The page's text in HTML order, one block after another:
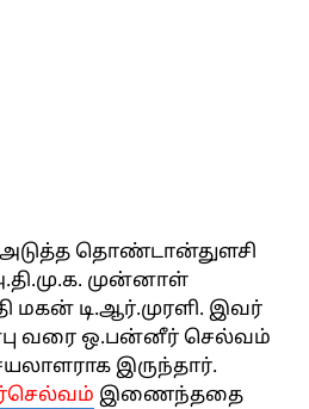
அடுத்த தொண்டான்துளசி
முன்னாள்
மகன் டி.ஆர்.முரளி. இவர்
வரை ஒ.பன்னீர் செல்வம்
இருந்தார்.
இணைந்ததை